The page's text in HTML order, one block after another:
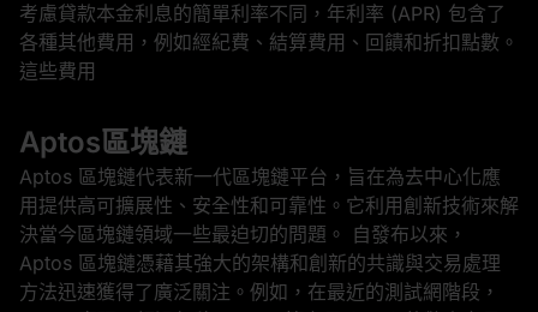
考慮貸款本金利息的簡單利率不同，年利率 (APR) 包含了
各種其他費用，例如經紀費、結算費用、回饋和折扣點數。
這些費用
Aptos區塊鏈
Aptos 區塊鏈代表新一代區塊鏈平台，旨在為去中心化應
用提供高可擴展性、安全性和可靠性。它利用創新技術來解
決當今區塊鏈領域一些最迫切的問題。 自發布以來，
Aptos 區塊鏈憑藉其強大的架構和創新的共識與交易處理
方法迅速獲得了廣泛關注。例如，在最近的測試網階段，